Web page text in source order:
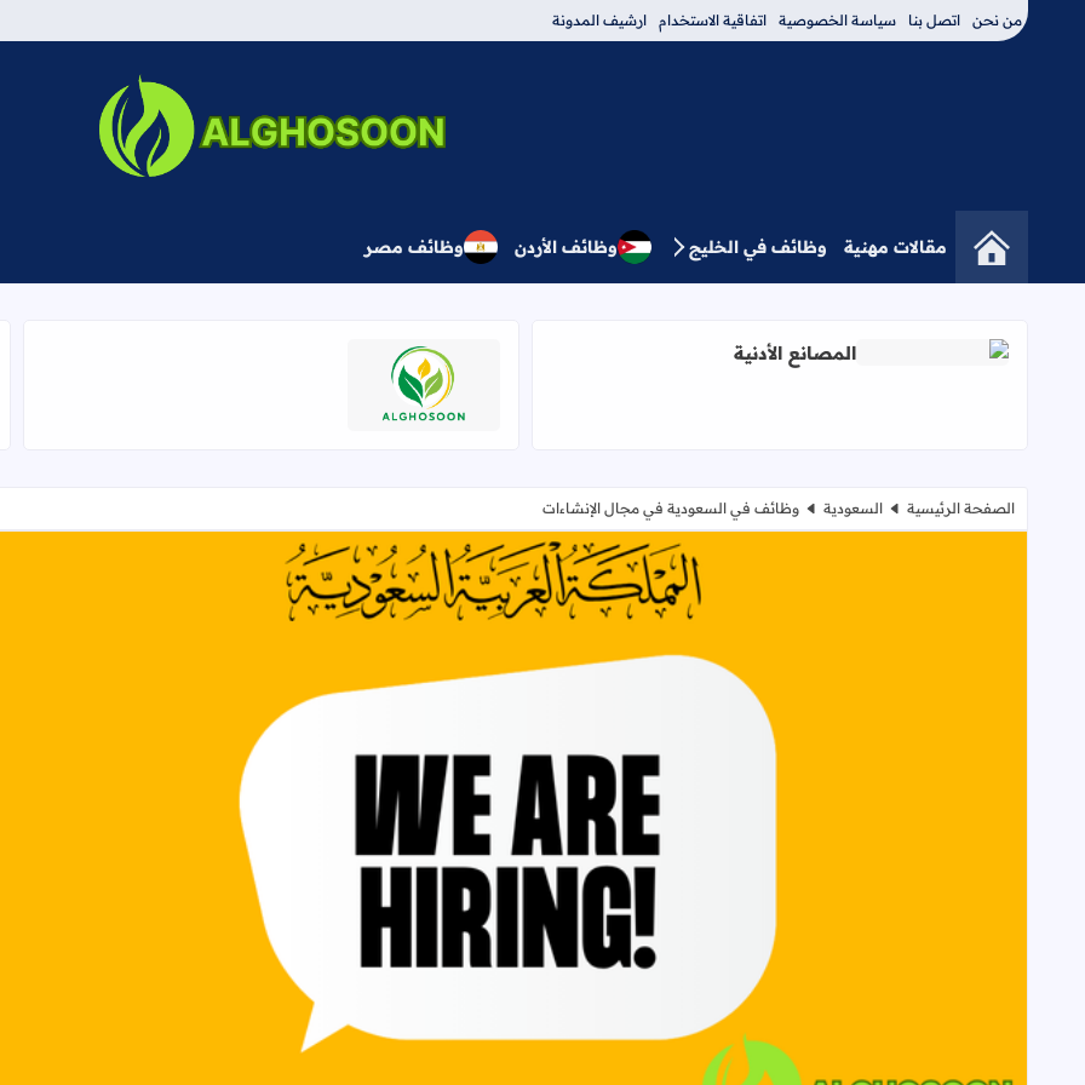
من نحن اتصل بنا سياسة الخصوصية اتفاقية الاستخدام ارشيف المدونة
بوابة الغصون المهنية
مقالات مهنية وظائف في الخليج وظائف الأردن وظائف مصر
اقرأ المزيد عن المصانع الأدنية
المصانع الأدنية
اقرأ المزيد عن
الصفحة الرئيسية السعودية وظائف في السعودية في مجال الإنشاءات
وظائف في السعودية في مجال الإنشاءات